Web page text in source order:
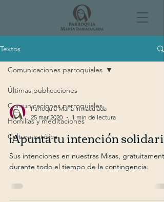
Textos
Últimas publicaciones
Comunicaciones parroquiales
Homilías y meditaciones
Cultura católica
Comunicaciones parroquiales
Parroquia María Inmaculada
25 mar 2020
1 min de lectura
¡Apunta tu intención solidaria!
Sus intenciones en nuestras Misas,
durante todo el tiempo de la contingencia.